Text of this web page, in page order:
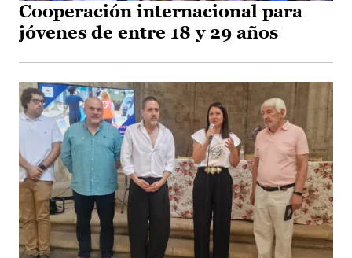
Cooperación internacional para
jóvenes de entre 18 y 29 años